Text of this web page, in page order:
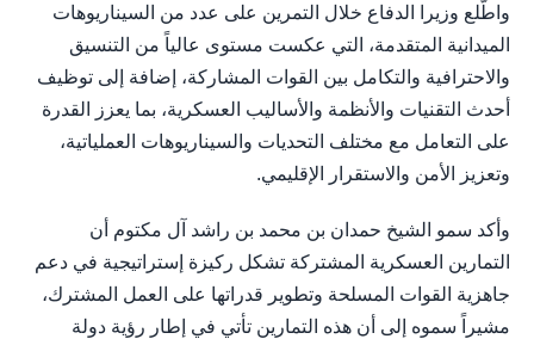
واطّلع وزيرا الدفاع خلال التمرين على عدد من السيناريوهات
الميدانية المتقدمة، التي عكست مستوى عالياً من التنسيق
والاحترافية والتكامل بين القوات المشاركة، إضافة إلى توظيف
أحدث التقنيات والأنظمة والأساليب العسكرية، بما يعزز القدرة
على التعامل مع مختلف التحديات والسيناريوهات العملياتية،
وتعزيز الأمن والاستقرار الإقليمي.
وأكد سمو الشيخ حمدان بن محمد بن راشد آل مكتوم أن
التمارين العسكرية المشتركة تشكل ركيزة إستراتيجية في دعم
جاهزية القوات المسلحة وتطوير قدراتها على العمل المشترك،
مشيراً سموه إلى أن هذه التمارين تأتي في إطار رؤية دولة